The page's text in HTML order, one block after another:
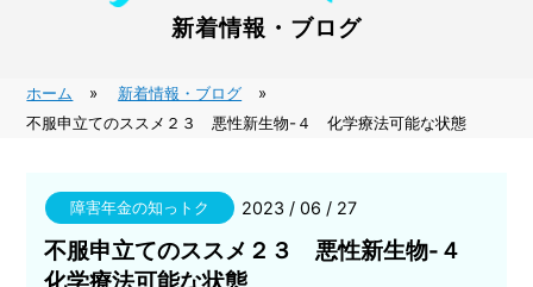
新着情報・ブログ
ホーム
新着情報・ブログ
不服申立てのススメ２３ 悪性新生物-４ 化学療法可能な状態
障害年金の知っトク 2023 / 06 / 27
不服申立てのススメ２３ 悪性新生物-４